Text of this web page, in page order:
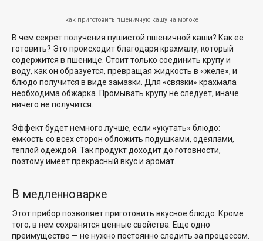
как приготовить пшеничную кашу на молоке
В чем секрет получения пушистой пшеничной каши? Как ее
готовить? Это происходит благодаря крахмалу, который
содержится в пшенице. Стоит только соединить крупу и
воду, как он образуется, превращая жидкость в «желе», и
блюдо получится в виде замазки. Для «связки» крахмала
необходима обжарка. Промывать крупу не следует, иначе
ничего не получится.
Эффект будет немного лучше, если «укутать» блюдо:
емкость со всех сторон обложить подушками, одеялами,
теплой одеждой. Так продукт доходит до готовности,
поэтому имеет прекрасный вкус и аромат.
В медленноварке
Этот прибор позволяет приготовить вкусное блюдо. Кроме
того, в нем сохранятся ценные свойства. Еще одно
преимущество — не нужно постоянно следить за процессом.